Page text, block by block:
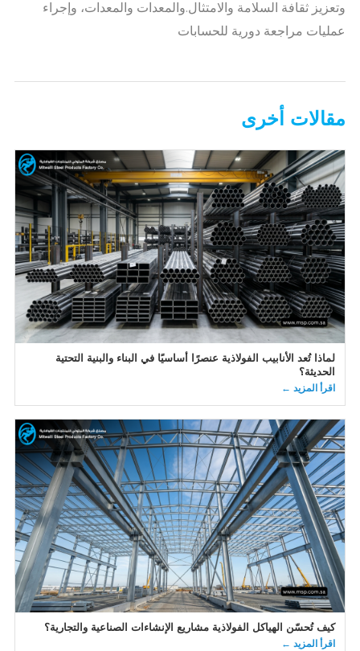
وتعزيز ثقافة السلامة والامتثال.والمعدات والمعدات، وإجراء
عمليات مراجعة دورية للحسابات
مقالات أخرى
لماذا تُعد الأنابيب الفولاذية عنصرًا أساسيًا في البناء والبنية التحتية
الحديثة؟
اقرأ المزيد ←
كيف تُحسّن الهياكل الفولاذية مشاريع الإنشاءات الصناعية والتجارية؟
اقرأ المزيد ←